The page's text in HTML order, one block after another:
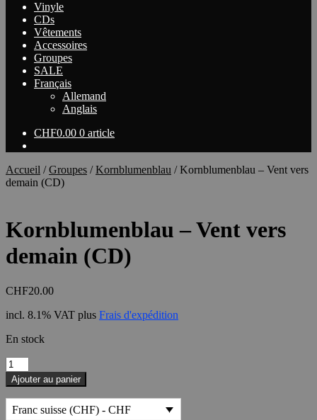
Vinyle
CDs
Vêtements
Accessoires
Groupes
SALE
Français
Allemand
Anglais
CHF0.00 0 article
Accueil /Groupes /Kornblumenblau /Kornblumenblau – Vent vers
demain (CD)
Kornblumenblau – Vent vers
demain (CD)
CHF20.00
incl. 8.1% VAT plus Frais d'expédition
En stock
quantité
de
Kornblumenblau
-
Vent
Ajouter au panier
Franc suisse (CHF) - CHF